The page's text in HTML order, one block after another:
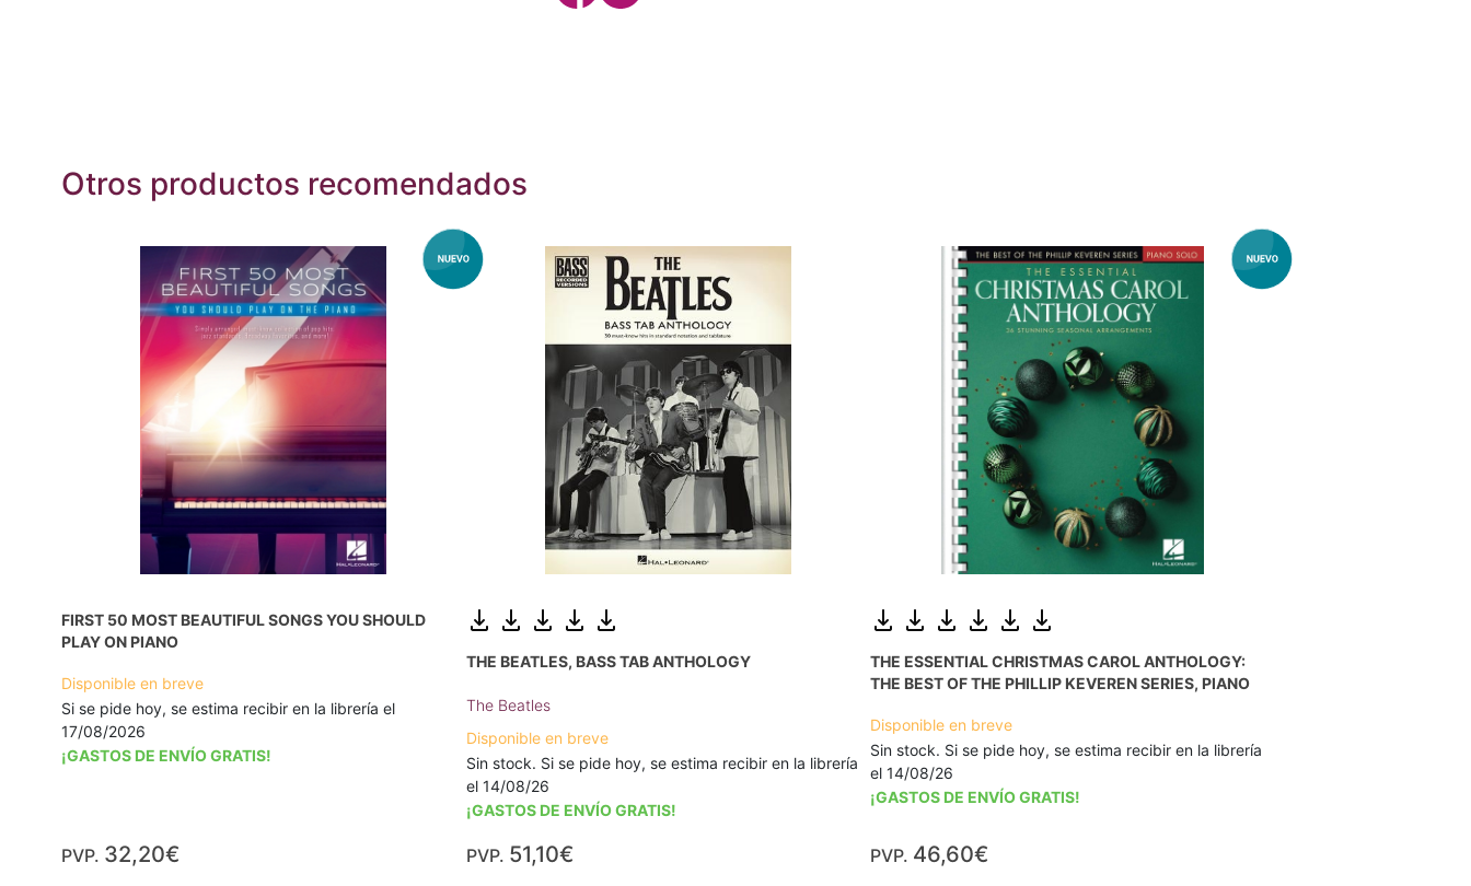
Otros productos recomendados
FIRST 50 MOST BEAUTIFUL SONGS YOU SHOULD
PLAY ON PIANO
Disponible en breve
Si se pide hoy, se estima recibir en la librería el
17/08/2026
¡GASTOS DE ENVÍO GRATIS!
PVP. 32,20€
THE BEATLES, BASS TAB ANTHOLOGY
The Beatles
Disponible en breve
Sin stock. Si se pide hoy, se estima recibir en la librería
el 14/08/26
¡GASTOS DE ENVÍO GRATIS!
PVP. 51,10€
THE ESSENTIAL CHRISTMAS CAROL ANTHOLOGY:
THE BEST OF THE PHILLIP KEVEREN SERIES, PIANO
Disponible en breve
Sin stock. Si se pide hoy, se estima recibir en la librería
el 14/08/26
¡GASTOS DE ENVÍO GRATIS!
PVP. 46,60€